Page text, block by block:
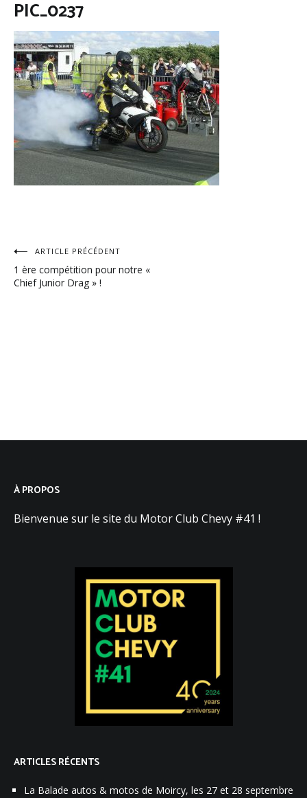
PIC_0237
Navigation
de
ARTICLE PRÉCÉDENT
1 ère compétition pour notre «
Chief Junior Drag » !
À PROPOS
Bienvenue sur le site du Motor Club Chevy #41 !
ARTICLES RÉCENTS
La Balade autos & motos de Moircy, les 27 et 28 septembre